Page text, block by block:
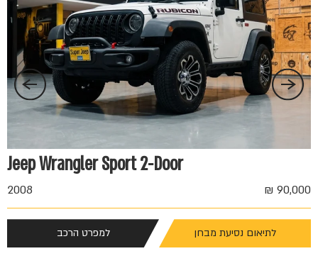
Jeep Wrangler Sport 2-Door
90,000 ₪
2008
לתיאום נסיעת מבחן למפרט הרכב